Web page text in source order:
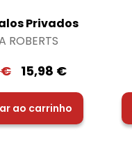
Privados
ROBERTS
€ 15,98 €
ao carrinho